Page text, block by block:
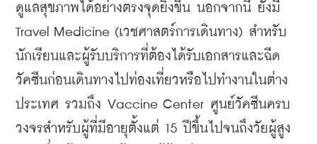
ดูแลสุขภาพได้อย่างตรงจุดยิ่งขึ้น นอกจากนี้ ยังมี
Travel Medicine (เวชศาสตร์การเดินทาง) สำหรับ
นักเรียนและผู้รับบริการที่ต้องได้รับเอกสารและฉีด
วัคซีนก่อนเดินทางไปท่องเที่ยวหรือไปทำงานในต่าง
ประเทศ รวมถึง Vaccine Center ศูนย์วัคซีนครบ
วงจรสำหรับผู้ที่มีอายุตั้งแต่ 15 ปีขึ้นไปจนถึงวัยผู้สูง